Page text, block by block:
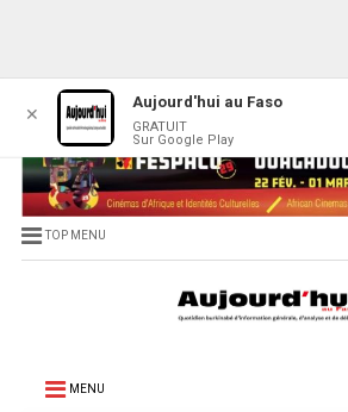
TOP MENU
MENU
✕
Aujourd'hui au Faso
GRATUIT
Sur Google Play